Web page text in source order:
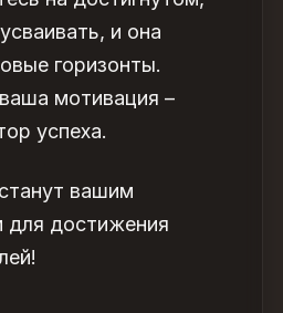
и она
горизонты.
мотивация –
успеха.
вашим
для достижения